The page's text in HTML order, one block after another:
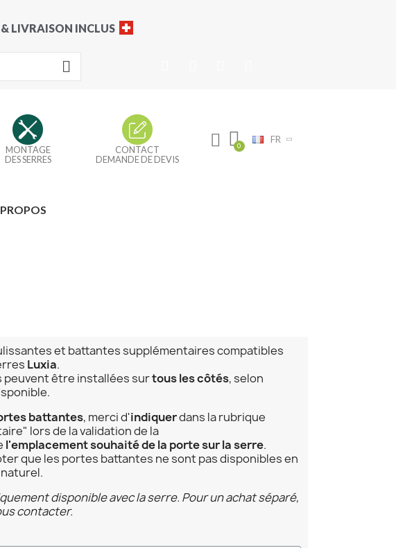
LIVRAISON INCLUS
MONTAGE
DES SERRES
CONTACT
DEMANDE DE DEVIS
FR
et battantes supplémentaires compatibles
Luxia.
peuvent être installées surtous les côtés, selon
battantes, merci d'indiquerdans la rubrique
lors de la validation de la
l'emplacement souhaité de la porte sur la serre.
que les portes battantes ne sont pas disponibles en
disponible avec la serre. Pour un achat séparé,
contacter.